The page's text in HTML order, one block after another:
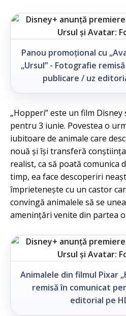
Panou promoțional cu
„Ursul” - Fotografie
publicare / uz
„Hopperi” este un film
pentru 3 iunie. Povestea o
iubitoare de animale care
nouă și își transferă
realist, ca să poată comunica
timp, ea face descoperiri
împrietenește cu un castor
convingă animalele să se
amenințări venite din partea
Animalele din filmul Pixar
remisă în comunicat
editorial pe